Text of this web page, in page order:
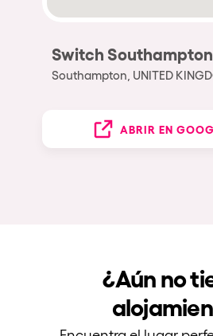
Switch Southampton
Southampton, UNITED
ABRIR EN
¿Aún no